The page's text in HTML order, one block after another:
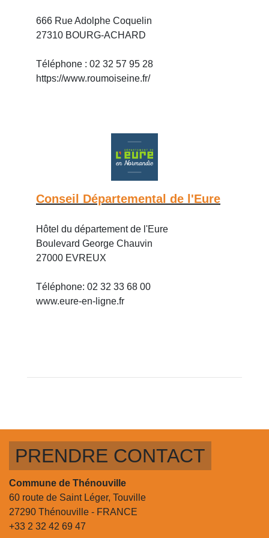
666 Rue Adolphe Coquelin
27310 BOURG-ACHARD
Téléphone : 02 32 57 95 28
https://www.roumoiseine.fr/
Conseil Départemental de l'Eure
Hôtel du département de l'Eure
Boulevard George Chauvin
27000 EVREUX
Téléphone: 02 32 33 68 00
www.eure-en-ligne.fr
PRENDRE CONTACT
Commune de Thénouville
60 route de Saint Léger, Touville
27290 Thénouville - FRANCE
+33 2 32 42 69 47